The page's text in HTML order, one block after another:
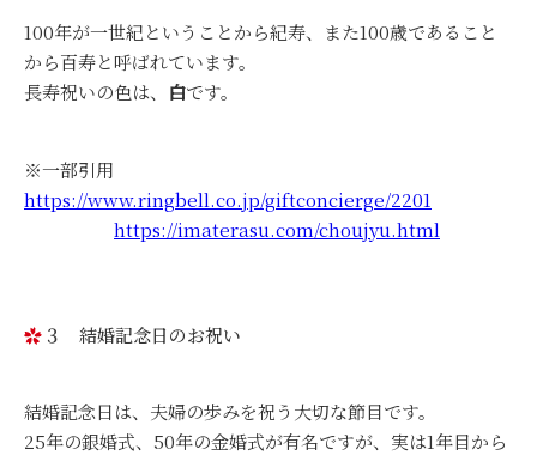
100年が一世紀ということから紀寿、また100歳であること
から百寿と呼ばれています。
長寿祝いの色は、 白です。
※一部引用
https://www.ringbell.co.jp/giftconcierge/2201
https://imaterasu.com/choujyu.html
３ 結婚記念日のお祝い
結婚記念日は、夫婦の歩みを祝う大切な節目です。
25年の銀婚式、50年の金婚式が有名ですが、実は1年目から